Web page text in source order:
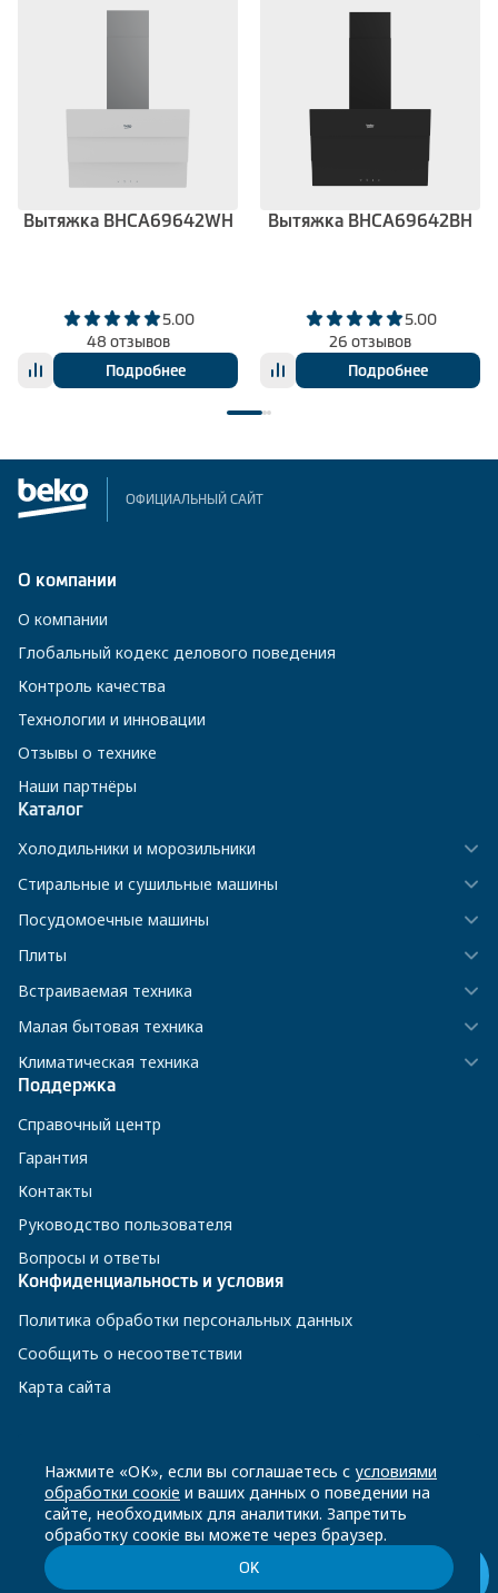
Вытяжка BHCA69642WH
5.00
48 отзывов
Подробнее
Вытяжка BHCA69642BH
5.00
26 отзывов
Подробнее
ОФИЦИАЛЬНЫЙ САЙТ
О компании
О компании
Глобальный кодекс делового поведения
Контроль качества
Технологии и инновации
Отзывы о технике
Наши партнёры
Каталог
Холодильники и морозильники
Стиральные и сушильные машины
Посудомоечные машины
Плиты
Встраиваемая техника
Малая бытовая техника
Климатическая техника
Поддержка
Справочный центр
Гарантия
Контакты
Руководство пользователя
Вопросы и ответы
Конфиденциальность и условия
Политика обработки персональных данных
Сообщить о несоответствии
Карта сайта
8 800 200-23-56
Чат-бот в Телеграм
Нажмите «ОК», если вы соглашаетесь с условиями
обработки соокіе и ваших данных о поведении на
сайте, необходимых для аналитики. Запретить
обработку соокіе вы можете через браузер.
ОК